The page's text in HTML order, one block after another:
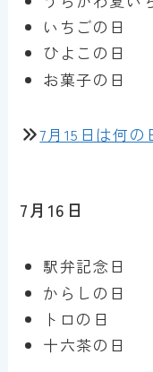
いちごの日
ひよこの日
お菓子の日
7月15日は何
7月16日
駅弁記念日
からしの日
トロの日
十六茶の日